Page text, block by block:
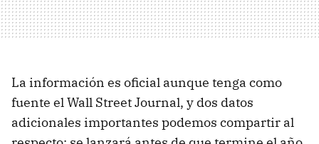
La información es oficial aunque tenga como
fuente el Wall Street Journal, y dos datos
adicionales importantes podemos compartir al